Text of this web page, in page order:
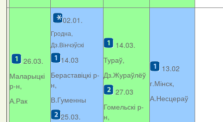
26.03.
Маларыцкі
р-н,
А.Рак
02.01.
Гродна,
Дз.Вінчэўскі
14.03
Бераставіцкі р-
н,
В.Гуменны
25.03.
14.03.
Тураў,
Дз.Жураўлёў
27.03
Гомельскі р-
н,
13.02
г.Мінск,
А.Несцераў